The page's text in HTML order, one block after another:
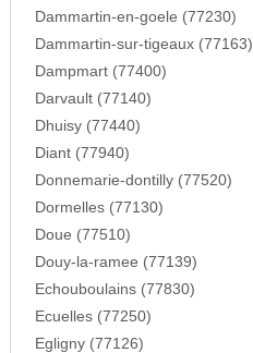
Dammartin-en-goele (77230)
Dammartin-sur-tigeaux (77163)
Dampmart (77400)
Darvault (77140)
Dhuisy (77440)
Diant (77940)
Donnemarie-dontilly (77520)
Dormelles (77130)
Doue (77510)
Douy-la-ramee (77139)
Echouboulains (77830)
Ecuelles (77250)
Egligny (77126)